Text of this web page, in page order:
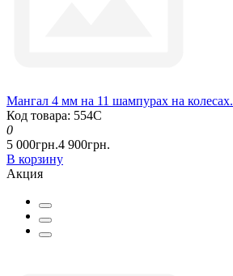
Мангал 4 мм на 11 шампурах на колесах.
Код товара: 554С
0
5 000грн.4 900грн.
В корзину
Акция